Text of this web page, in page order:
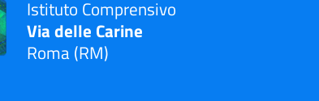
Istituto Comprensivo
Via delle Carine
Roma (RM)